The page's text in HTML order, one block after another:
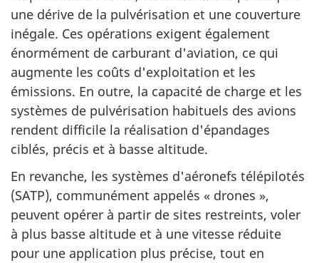
une dérive de la pulvérisation et une couverture
inégale. Ces opérations exigent également
énormément de carburant d'aviation, ce qui
augmente les coûts d'exploitation et les
émissions. En outre, la capacité de charge et les
systèmes de pulvérisation habituels des avions
rendent difficile la réalisation d'épandages
ciblés, précis et à basse altitude.
En revanche, les systèmes d'aéronefs télépilotés
(SATP), communément appelés « drones »,
peuvent opérer à partir de sites restreints, voler
à plus basse altitude et à une vitesse réduite
pour une application plus précise, tout en